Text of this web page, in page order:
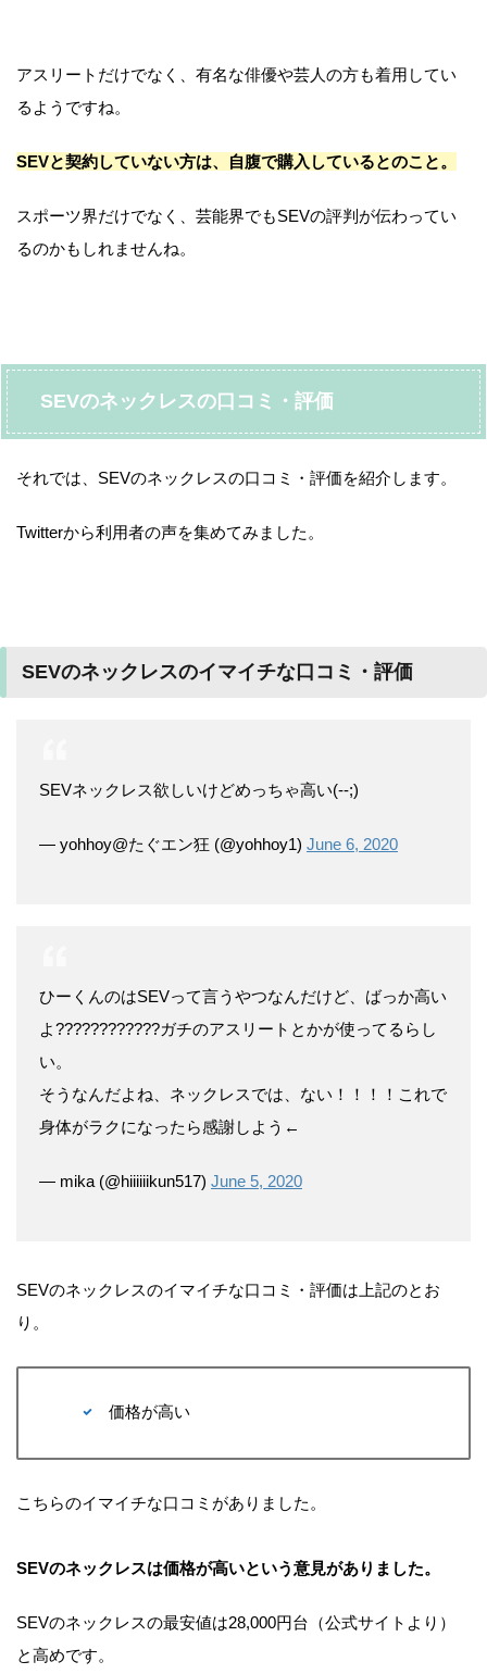
アスリートだけでなく、有名な俳優や芸人の方も着用してい
るようですね。
SEVと契約していない方は、自腹で購入しているとのこと。
スポーツ界だけでなく、芸能界でもSEVの評判が伝わってい
るのかもしれませんね。
SEVのネックレスの口コミ・評価
それでは、SEVのネックレスの口コミ・評価を紹介します。
Twitterから利用者の声を集めてみました。
SEVのネックレスのイマイチな口コミ・評価
SEVネックレス欲しいけどめっちゃ高い(--;)
— yohhoy@たぐエン狂 (@yohhoy1) June 6, 2020
ひーくんのはSEVって言うやつなんだけど、ばっか高い
よ????????????ガチのアスリートとかが使ってるらし
い。
そうなんだよね、ネックレスでは、ない！！！！これで
身体がラクになったら感謝しよう←
— mika (@hiiiiiikun517) June 5, 2020
SEVのネックレスのイマイチな口コミ・評価は上記のとお
り。
価格が高い
こちらのイマイチな口コミがありました。
SEVのネックレスは価格が高いという意見がありました。
SEVのネックレスの最安値は28,000円台（公式サイトより）
と高めです。